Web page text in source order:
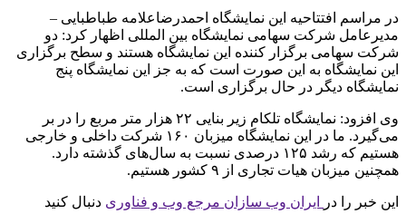
در مراسم افتتاحیه این نمایشگاه احمدرضاعلامه طباطبایی –
مدیرعامل شرکت سهامی نمایشگاه بین المللی اظهار کرد: دو
شرکت سهامی برگزار کننده این نمایشگاه هستند و سطح برگزاری
این نمایشگاه به این صورت است که به جز این نمایشگاه پنج
نمایشگاه دیگر در حال برگزاری است.
وی افزود: نمایشگاه تلکام زیر بنایی ۲۲ هزار متر مربع را در بر
می‌گیرد. ما در این نمایشگاه میزبان ۱۶۰ شرکت داخلی و خارجی
هستیم که رشد ۱۲۵ درصدی نسبت به سال‌های گذشته دارد.
همچنین میزبان هیات تجاری از ۹ کشور هستیم.
این خبر را در ایران وب سازان مرجع وب و فناوری دنبال کنید